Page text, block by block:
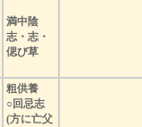
満中陰
志・志・
偲び草
粗供養
○回忌志
(方に亡父